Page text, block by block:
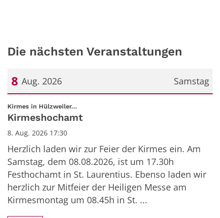
Die nächsten Veranstaltungen
Samstag
8 Aug. 2026
Datum: 8. August 2026
Kirmes in Hülzweiler...
Kirmeshochamt
8. Aug. 2026 17:30
Herzlich laden wir zur Feier der Kirmes ein. Am
Samstag, dem 08.08.2026, ist um 17.30h
Festhochamt in St. Laurentius. Ebenso laden wir
herzlich zur Mitfeier der Heiligen Messe am
Kirmesmontag um 08.45h in St. ...